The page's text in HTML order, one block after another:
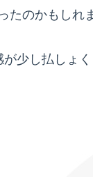
たのかもしれ
少し払しょ